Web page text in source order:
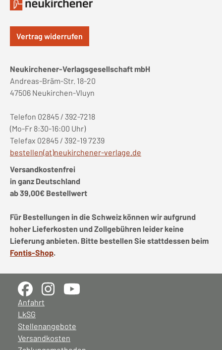
Vertrag widerrufen
Neukirchener-Verlagsgesellschaft mbH
Andreas-Bräm-Str. 18-20
47506 Neukirchen-Vluyn
Telefon 02845 / 392-7218
(Mo-Fr 8:30-16:00 Uhr)
Telefax 02845 / 392-19 7239
bestellen(at)neukirchener-verlage.de
Versandkostenfrei
in ganz Deutschland
ab 39,00€ Bestellwert
Für Bestellungen in die Schweiz können wir aufgrund
hoher Lieferkosten und Zollgebühren leider keine
Lieferung anbieten. Bitte bestellen Sie stattdessen beim
Fontis-Shop.
Anfahrt
LkSG
Stellenangebote
Versandkosten